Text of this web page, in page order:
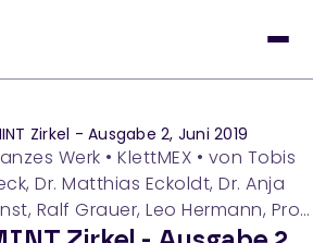
Zirkel - Ausgabe 2, Juni 2019
Werk • KlettMEX • von Tobis
Dr. Matthias Eckoldt, Dr. Anja
Ralf Grauer, Leo Hermann, Prof.
Heinrich Hemme, Dr. Frauke Hoss,